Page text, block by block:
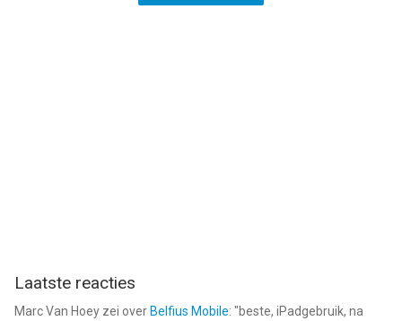
Laatste reacties
Marc Van Hoey zei over Belfius Mobile: "beste, iPadgebruik, na